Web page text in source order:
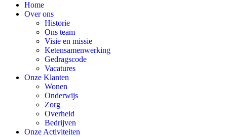
Home
Over ons
Historie
Ons team
Visie en missie
Ketensamenwerking
Gedragscode
Vacatures
Onze Klanten
Wonen
Onderwijs
Zorg
Overheid
Bedrijven
Onze Activiteiten